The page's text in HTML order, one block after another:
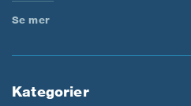
Se mer
Kategorier